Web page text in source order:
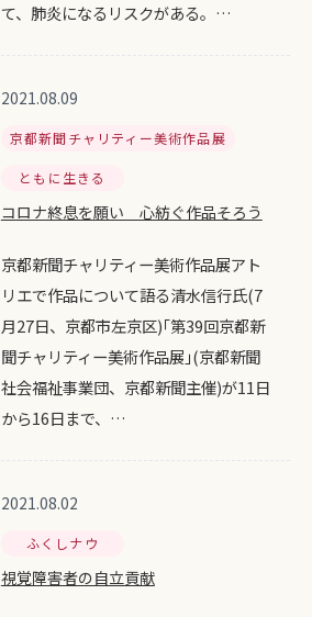
て、肺炎になるリスクがある。…
2021.08.09
京都新聞チャリティー美術作品展
ともに生きる
コロナ終息を願い 心紡ぐ作品そろう
京都新聞チャリティー美術作品展アト
リエで作品について語る清水信行氏(7
月27日、京都市左京区)｢第39回京都新
聞チャリティー美術作品展｣(京都新聞
社会福祉事業団、京都新聞主催)が11日
から16日まで、…
2021.08.02
ふくしナウ
視覚障害者の自立貢献